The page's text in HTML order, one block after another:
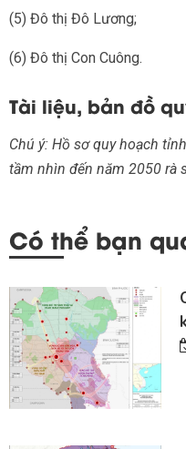
(5) Đô thị Đô Lương;
(6) Đô thị Con Cuông.
Tài liệu, bản đồ
Chú ý: Hồ sơ quy hoạch
tầm nhìn đến năm 2050 rà
Có thể bạn